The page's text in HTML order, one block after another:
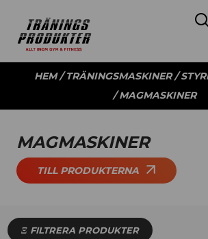
HEM/TRÄNINGSMASKINER/
/ MAGMASKINER
MAGMASKINER
TILL PRODUKTERNA
FILTRERA PRODUKTER